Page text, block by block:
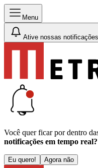
Menu
Ative nossas notificações
Você quer ficar por dentro
notificações em tempo real?
Eu quero! Agora não